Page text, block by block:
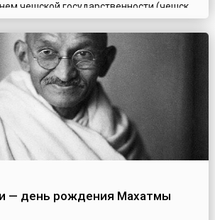
чешской государственности (чешск.
В стране это государственный
он был учрежден в стране Палатой
(907–935) из рода
герцога Вратислава и язычницы
чешским с 924 ...
— день рождения Махатмы